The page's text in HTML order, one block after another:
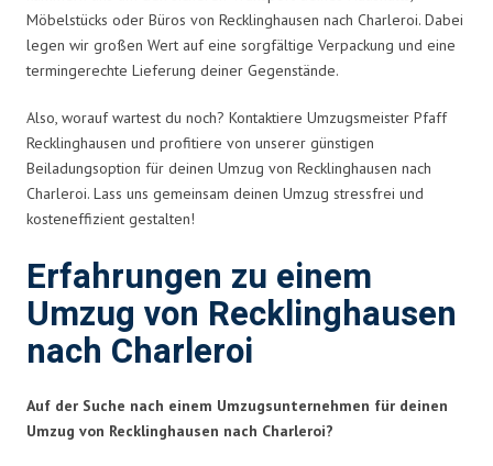
Möbelstücks oder Büros von Recklinghausen nach Charleroi. Dabei
legen wir großen Wert auf eine sorgfältige Verpackung und eine
termingerechte Lieferung deiner Gegenstände.
Also, worauf wartest du noch? Kontaktiere Umzugsmeister Pfaff
Recklinghausen und profitiere von unserer günstigen
Beiladungsoption für deinen Umzug von Recklinghausen nach
Charleroi. Lass uns gemeinsam deinen Umzug stressfrei und
kosteneffizient gestalten!
Erfahrungen zu einem
Umzug von Recklinghausen
nach Charleroi
Auf der Suche nach einem Umzugsunternehmen für deinen
Umzug von Recklinghausen nach Charleroi?